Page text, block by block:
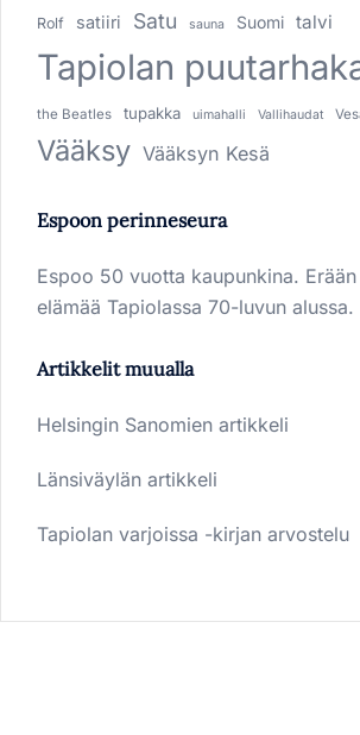
Rolf satiiri Satu sauna Suomi talvi
Tapiolan
the Beatles tupakka uimahalli Vallihaudat
Vääksy Vääksyn Kesä
Espoon perinneseura
Espoo 50 vuotta kaupunkina.
elämää Tapiolassa 70-luvun alussa.
Artikkelit muualla
Helsingin Sanomien artikkeli
Länsiväylän artikkeli
Tapiolan varjoissa -kirjan arvostelu